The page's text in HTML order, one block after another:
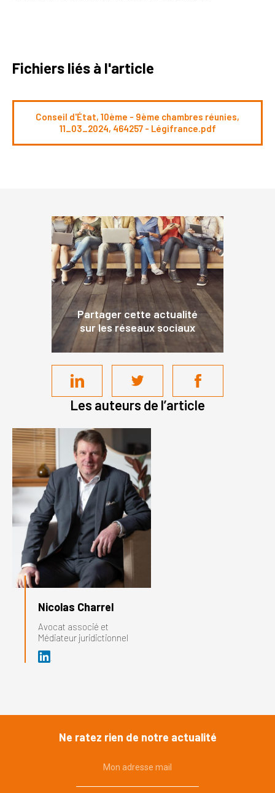
Fichiers liés à l'article
Conseil d'État, 10ème - 9ème chambres réunies,
11_03_2024, 464257 - Légifrance.pdf
Partager cette actualité
sur les réseaux sociaux
Les auteurs de l’article
Nicolas Charrel
Avocat associé et
Médiateur juridictionnel
Ne ratez rien de notre actualité
Mon adresse mail